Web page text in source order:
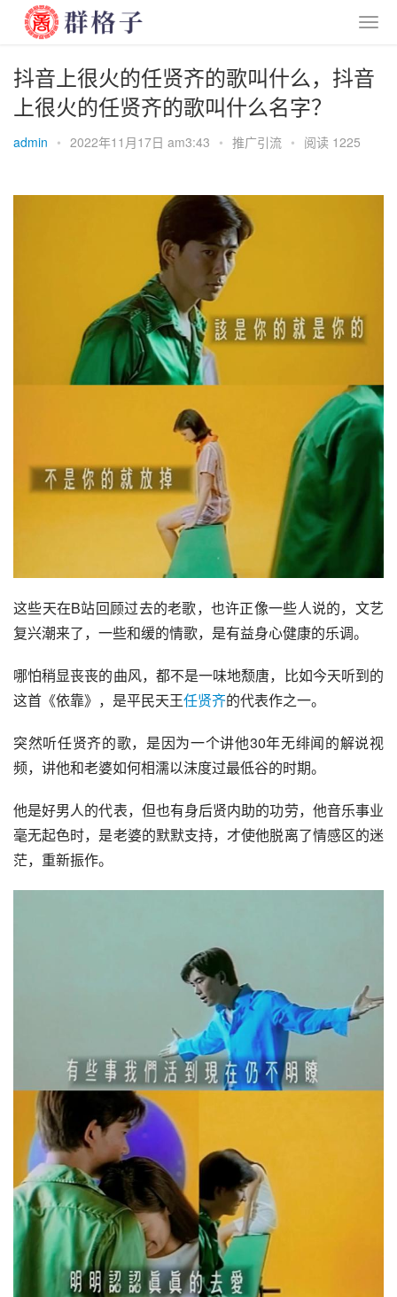
抖音上很火的任贤齐的歌叫什么，抖音
上很火的任贤齐的歌叫什么名字？
admin • 2022年11月17日 am3:43 • 推广引流 • 阅读 1225
这些天在B站回顾过去的老歌，也许正像一些人说的，文艺
复兴潮来了，一些和缓的情歌，是有益身心健康的乐调。
哪怕稍显丧丧的曲风，都不是一味地颓唐，比如今天听到的
这首《依靠》，是平民天王任贤齐的代表作之一。
突然听任贤齐的歌，是因为一个讲他30年无绯闻的解说视
频，讲他和老婆如何相濡以沫度过最低谷的时期。
他是好男人的代表，但也有身后贤内助的功劳，他音乐事业
毫无起色时，是老婆的默默支持，才使他脱离了情感区的迷
茫，重新振作。